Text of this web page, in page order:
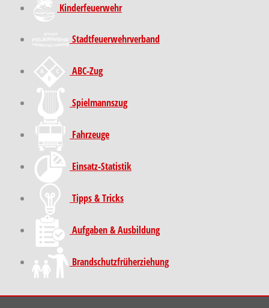
Kinder­feuer­wehr
Stadt­feuer­wehr­verband
ABC-Zug
Spielmannszug
Fahrzeuge
Einsatz-Statistik
Tipps & Tricks
Aufgaben & Ausbildung
Brand­schutz­früh­erziehung